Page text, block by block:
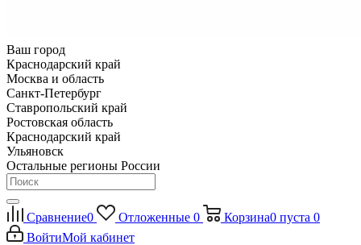
Ваш город
Краснодарский край
Москва и область
Санкт-Петербург
Ставропольский край
Ростовская область
Краснодарский край
Ульяновск
Остальные регионы России
Сравнение0 Отложенные 0 Корзина0 пуста 0
ВойтиМой кабинет